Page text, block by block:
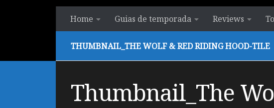
Home Guias de temporada Reviews
THUMBNAIL_THE WOLF & RED RIDING HOOD-TILE
Thumbnail_The